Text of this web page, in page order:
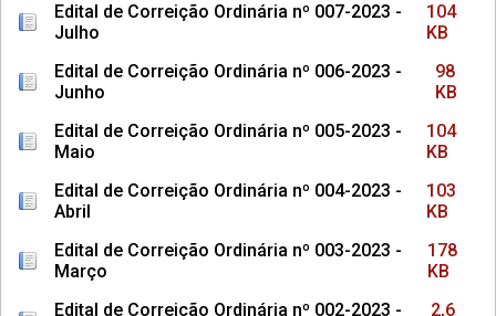
Edital de Correição Ordinária nº 007-2023 -
Julho
104
KB
Edital de Correição Ordinária nº 006-2023 -
Junho
98
KB
Edital de Correição Ordinária nº 005-2023 -
Maio
104
KB
Edital de Correição Ordinária nº 004-2023 -
Abril
103
KB
Edital de Correição Ordinária nº 003-2023 -
Março
178
KB
Edital de Correição Ordinária nº 002-2023 -
2,6